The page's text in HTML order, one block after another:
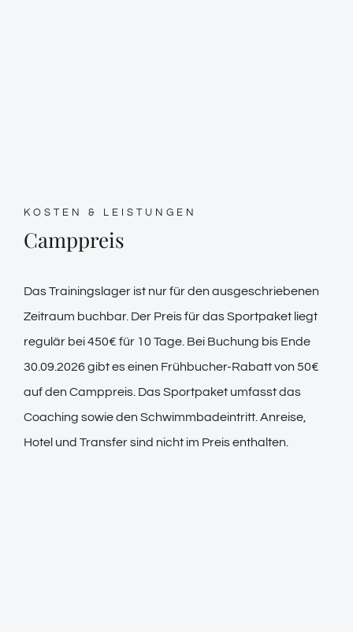
KOSTEN & LEISTUNGEN
Camppreis
Das Trainingslager ist nur für den ausgeschriebenen
Zeitraum buchbar. Der Preis für das Sportpaket liegt
regulär bei 450€ für 10 Tage. Bei Buchung bis Ende
30.09.2026 gibt es einen Frühbucher-Rabatt von 50€
auf den Camppreis. Das Sportpaket umfasst das
Coaching sowie den Schwimmbadeintritt. Anreise,
Hotel und Transfer sind nicht im Preis enthalten.